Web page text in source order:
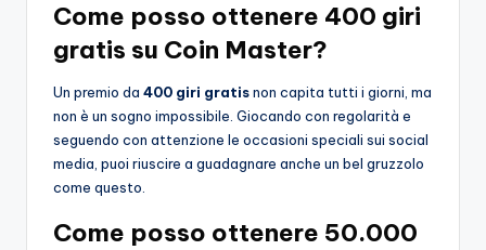
Come posso ottenere 400 giri
gratis su Coin Master?
Un premio da 400 giri gratisnon capita tutti i giorni, ma
non è un sogno impossibile. Giocando con regolarità e
seguendo con attenzione le occasioni speciali sui social
media, puoi riuscire a guadagnare anche un bel gruzzolo
come questo.
Come posso ottenere 50.000